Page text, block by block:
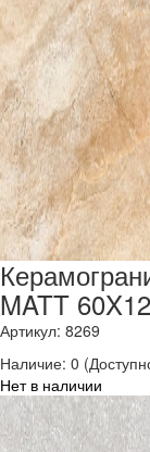
MATT
Артикул: 8269
Наличие: 0
Нет в наличии